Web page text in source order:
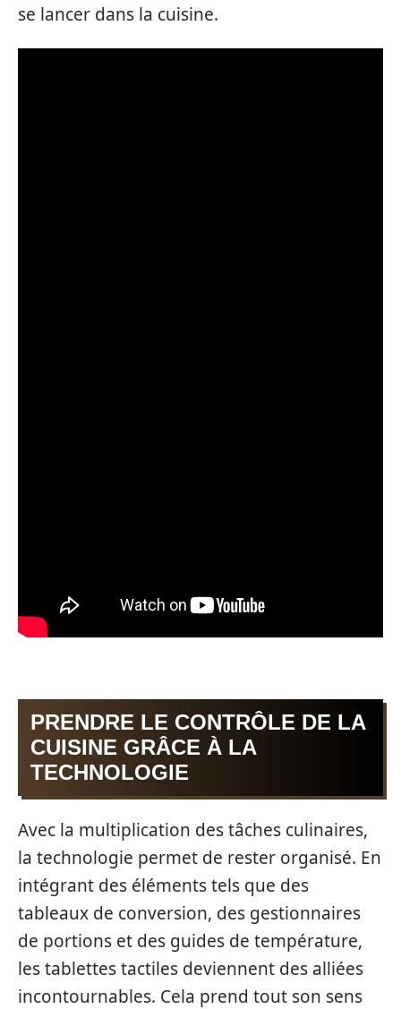
se lancer dans la cuisine.
PRENDRE LE CONTRÔLE DE LA
CUISINE GRÂCE À LA
TECHNOLOGIE
Avec la multiplication des tâches culinaires,
la technologie permet de rester organisé. En
intégrant des éléments tels que des
tableaux de conversion, des gestionnaires
de portions et des guides de température,
les tablettes tactiles deviennent des alliées
incontournables. Cela prend tout son sens